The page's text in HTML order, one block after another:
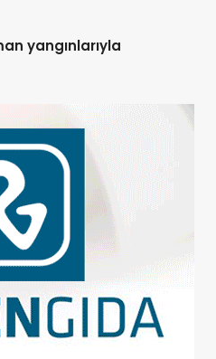
yangınlarıyla